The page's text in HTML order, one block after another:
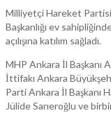
Milliyetçi Hareket
Başkanlığı ev
açılışına katılım sağladı.
MHP Ankara İl Başkanı
İttifakı Ankara
Parti Ankara İl Başkanı
Jülide Sarıeroğlu ve